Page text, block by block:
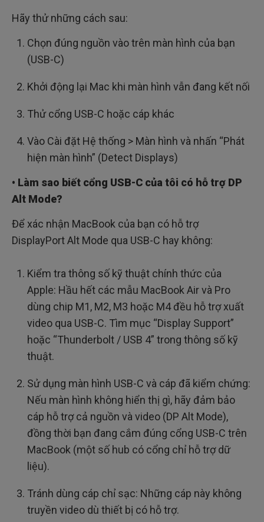
Hãy thử những cách sau:
Chọn đúng nguồn vào trên màn hình của bạn
(USB-C)
Khởi động lại Mac khi màn hình vẫn đang kết nối
Thử cổng USB-C hoặc cáp khác
Vào Cài đặt Hệ thống > Màn hình và nhấn “Phát
hiện màn hình” (Detect Displays)
• Làm sao biết cổng USB-C của tôi có hỗ trợ DP
Alt Mode?
Để xác nhận MacBook của bạn có hỗ trợ
DisplayPort Alt Mode qua USB-C hay không:
Kiểm tra thông số kỹ thuật chính thức của
Apple: Hầu hết các mẫu MacBook Air và Pro
dùng chip M1, M2, M3 hoặc M4 đều hỗ trợ xuất
video qua USB-C. Tìm mục “Display Support”
hoặc “Thunderbolt / USB 4” trong thông số kỹ
thuật.
Sử dụng màn hình USB-C và cáp đã kiểm chứng:
Nếu màn hình không hiển thị gì, hãy đảm bảo
cáp hỗ trợ cả nguồn và video (DP Alt Mode),
đồng thời bạn đang cắm đúng cổng USB-C trên
MacBook (một số hub có cổng chỉ hỗ trợ dữ
liệu).
Tránh dùng cáp chỉ sạc: Những cáp này không
truyền video dù thiết bị có hỗ trợ.